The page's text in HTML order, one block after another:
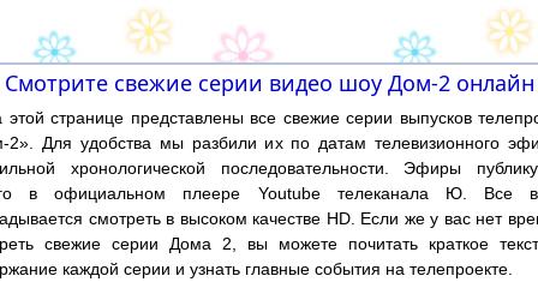
Смотрите свежие серии видео шоу Дом-2 онлайн
странице представлены все свежие серии выпусков
2». Для удобства мы разбили их по датам телевизионного
хронологической последовательности. Эфиры
в официальном плеере Youtube телеканала Ю. Все
смотреть в высоком качестве HD. Если же у вас нет
свежие серии Дома 2, вы можете почитать краткое
каждой серии и узнать главные события на телепроекте.